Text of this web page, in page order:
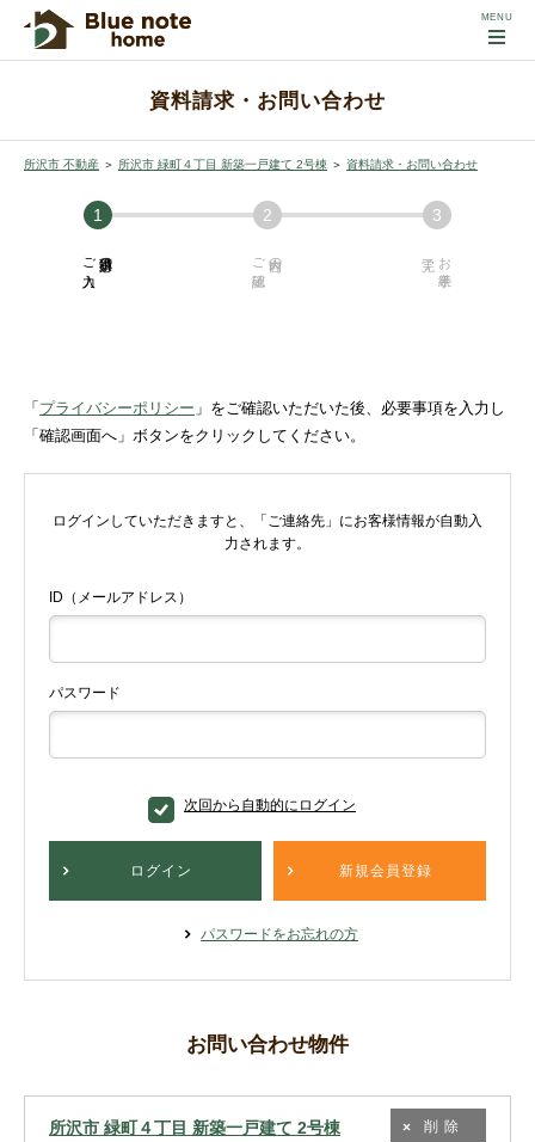
資料請求・お問い合わせ
所沢市 不動産 ＞ 所沢市 緑町４丁目 新築一戸建て 2号棟 ＞ 資料請求・お問い合わせ
必須項目の
ご入力 内容の
ご確認 お手続き
「 プライバシーポリシー 」をご確認いただいた後、必要事項を入力し
「確認画面へ」ボタンをクリックしてください。
ログインしていただきますと、「ご連絡先」にお客様情報が自動入
力されます。
ID（メールアドレス）
パスワード
次回から自動的にログイン
ログイン 新規会員登録
パスワードをお忘れの方
お問い合わせ物件
所沢市 緑町４丁目 新築一戸建て 2号棟 削除